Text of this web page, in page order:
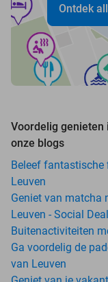
Ontdek
Voordelig genieten
onze blogs
Beleef fantastische
Leuven
Geniet van matcha
Leuven - Social Deal
Buitenactiviteiten
Ga voordelig de
van Leuven